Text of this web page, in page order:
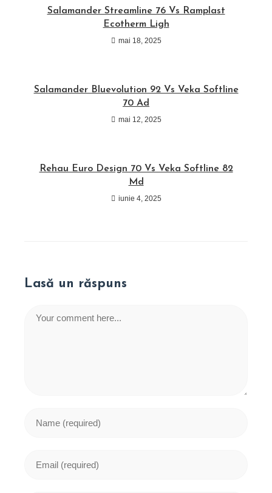
Salamander Streamline 76 Vs Ramplast
Ecotherm Ligh
mai 18, 2025
Salamander Bluevolution 92 Vs Veka Softline
70 Ad
mai 12, 2025
Rehau Euro Design 70 Vs Veka Softline 82
Md
iunie 4, 2025
Lasă un răspuns
your
username
your